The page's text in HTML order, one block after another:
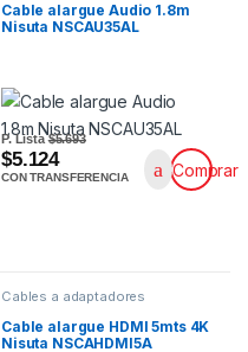
Cable alargue Audio 1.8m
Nisuta NSCAU35AL
P. Lista$5.693
$5.124
CON TRANSFERENCIA Comprar
Cables a adaptadores
Cable alargue HDMI 5mts 4K
Nisuta NSCAHDMI5A